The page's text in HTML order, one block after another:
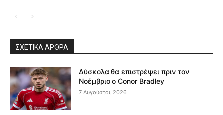
ΣΧΕΤΙΚΆ ΆΡΘΡΑ
Δύσκολα θα επιστρέψει πριν τον
Νοέμβριο ο Conor Bradley
7 Αυγούστου 2026